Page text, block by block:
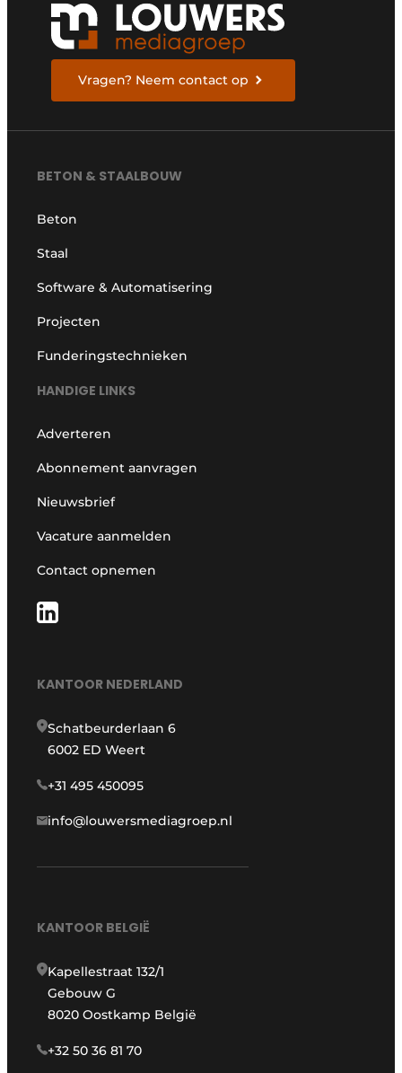
Vragen? Neem contact op
BETON & STAALBOUW
Beton
Staal
Software & Automatisering
Projecten
Funderingstechnieken
HANDIGE LINKS
Adverteren
Abonnement aanvragen
Nieuwsbrief
Vacature aanmelden
Contact opnemen
KANTOOR NEDERLAND
Schatbeurderlaan 6
6002 ED Weert
+31 495 450095
info@louwersmediagroep.nl
KANTOOR BELGIË
Kapellestraat 132/1
Gebouw G
8020 Oostkamp België
+32 50 36 81 70